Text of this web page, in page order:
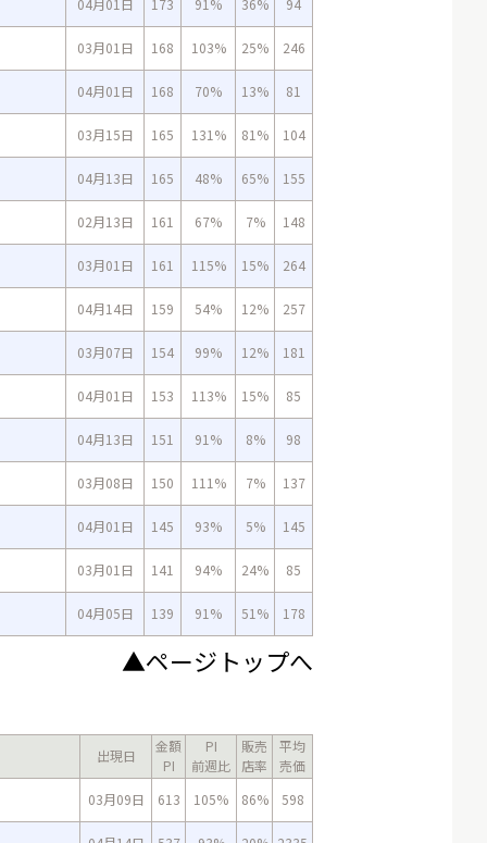
04月01日 173 91% 36% 94
03月01日 168 103% 25% 246
04月01日 168 70% 13% 81
03月15日 165 131% 81% 104
04月13日 165 48% 65% 155
02月13日 161 67% 7% 148
03月01日 161 115% 15% 264
04月14日 159 54% 12% 257
03月07日 154 99% 12% 181
04月01日 153 113% 15% 85
04月13日 151 91% 8% 98
03月08日 150 111% 7% 137
04月01日 145 93% 5% 145
03月01日 141 94% 24% 85
04月05日 139 91% 51% 178
▲ページトップへ
出現日
金額
PI
PI
前週比
販売
店率
平均
売価
03月09日
613 105% 86% 598